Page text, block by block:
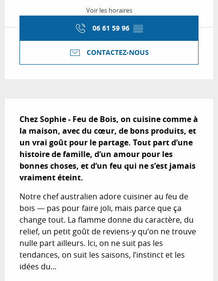
Voir les horaires
06 61 59 96 ▒▒
CONTACTEZ-NOUS
Chez Sophie - Feu de Bois, on cuisine comme à
la maison, avec du cœur, de bons produits, et
un vrai goût pour le partage. Tout part d’une
histoire de famille, d’un amour pour les
bonnes choses, et d’un feu qui ne s’est jamais
vraiment éteint.
Notre chef australien adore cuisiner au feu de
bois — pas pour faire joli, mais parce que ça
change tout. La flamme donne du caractère, du
relief, un petit goût de reviens-y qu’on ne trouve
nulle part ailleurs. Ici, on ne suit pas les
tendances, on suit les saisons, l’instinct et les
idées du...